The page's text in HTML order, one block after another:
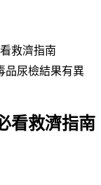
救濟指南
品尿檢結果有異
看救濟指南